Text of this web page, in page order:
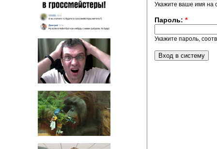
Укажите ваше имя на
Пароль: *
Укажите пароль,